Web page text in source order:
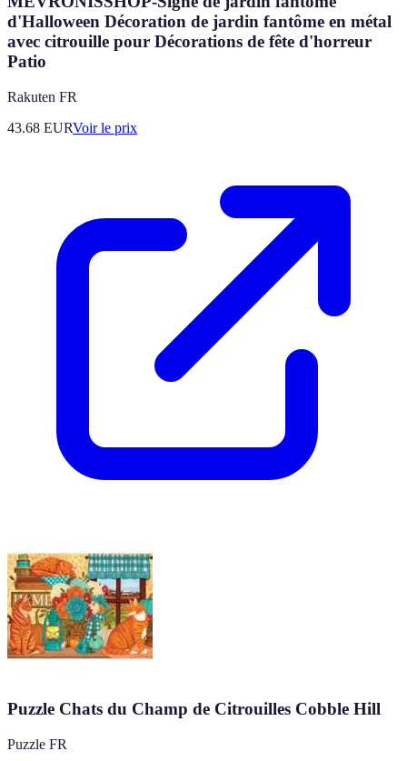
d'Halloween Décoration de jardin fantôme en métal
avec citrouille pour Décorations de fête d'horreur
Patio
Rakuten FR
43.68 EURVoir le prix
Puzzle Chats du Champ de Citrouilles Cobble Hill
Puzzle FR